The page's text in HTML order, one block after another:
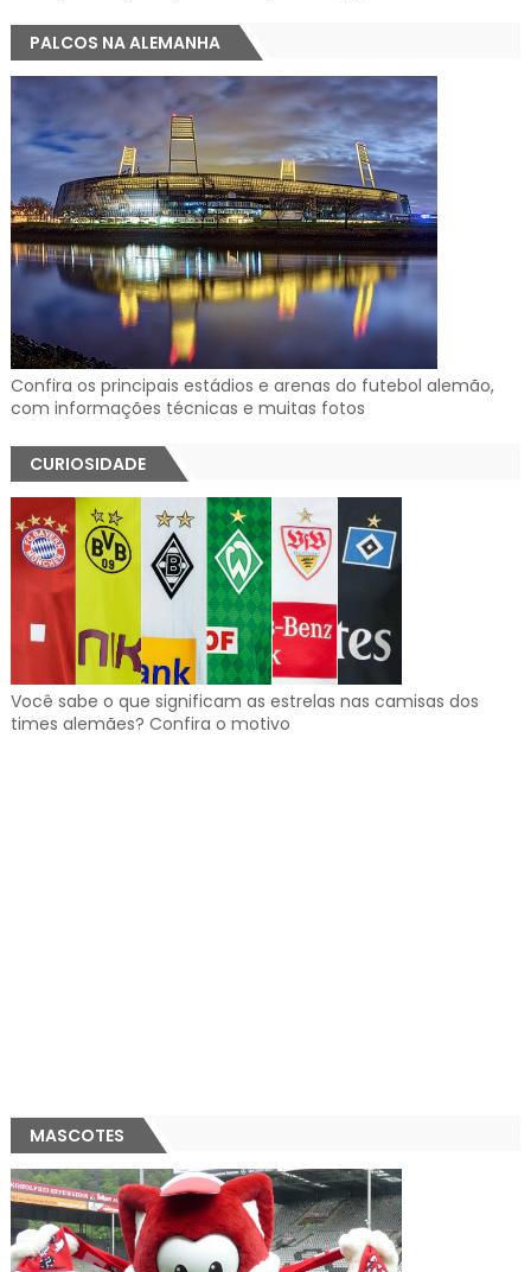
PALCOS NA ALEMANHA
Confira os principais estádios e arenas do futebol alemão,
com informações técnicas e muitas fotos
CURIOSIDADE
Você sabe o que significam as estrelas nas camisas dos
times alemães? Confira o motivo
MASCOTES